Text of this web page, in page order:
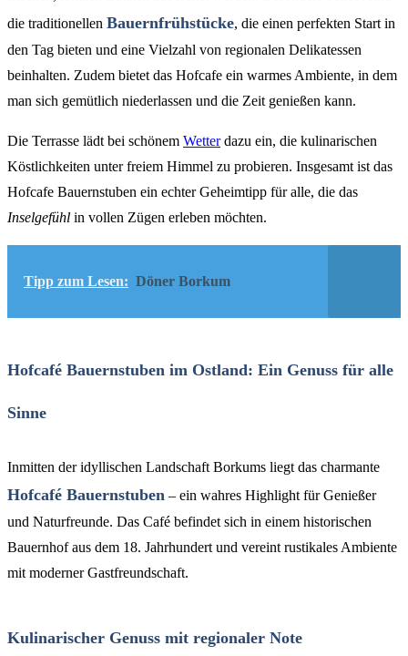
die traditionellen Bauernfrühstücke, die einen perfekten Start in
den Tag bieten und eine Vielzahl von regionalen Delikatessen
beinhalten. Zudem bietet das Hofcafe ein warmes Ambiente, in dem
man sich gemütlich niederlassen und die Zeit genießen kann.
Die Terrasse lädt bei schönem Wetterdazu ein, die kulinarischen
Köstlichkeiten unter freiem Himmel zu probieren. Insgesamt ist das
Hofcafe Bauernstuben ein echter Geheimtipp für alle, die das
Inselgefühl in vollen Zügen erleben möchten.
Tipp zum Lesen: Döner Borkum
Hofcafé Bauernstuben im Ostland: Ein Genuss für alle
Sinne
Inmitten der idyllischen Landschaft Borkums liegt das charmante
Hofcafé Bauernstuben – ein wahres Highlight für Genießer
und Naturfreunde. Das Café befindet sich in einem historischen
Bauernhof aus dem 18. Jahrhundert und vereint rustikales Ambiente
mit moderner Gastfreundschaft.
Kulinarischer Genuss mit regionaler Note